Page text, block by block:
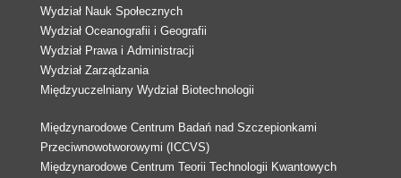
Wydział Nauk Społecznych
Wydział Oceanografii i Geografii
Wydział Prawa i Administracji
Wydział Zarządzania
Międzyuczelniany Wydział Biotechnologii
Międzynarodowe Centrum Badań nad Szczepionkami
Przeciwnowotworowymi (ICCVS)
Międzynarodowe Centrum Teorii Technologii Kwantowych